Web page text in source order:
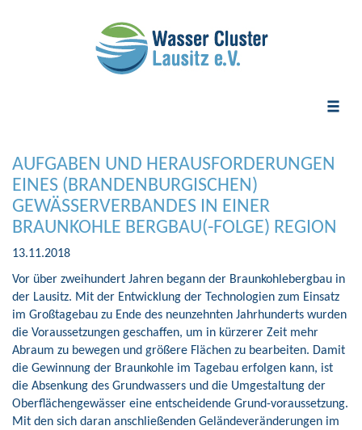
Toggle
AUFGABEN UND HERAUSFORDERUNGEN
EINES (BRANDENBURGISCHEN)
GEWÄSSERVERBANDES IN EINER
BRAUNKOHLE BERGBAU(-FOLGE) REGION
13.11.2018
Vor über zweihundert Jahren begann der Braunkohlebergbau in
der Lausitz. Mit der Entwicklung der Technologien zum Einsatz
im Großtagebau zu Ende des neunzehnten Jahrhunderts wurden
die Voraussetzungen geschaffen, um in kürzerer Zeit mehr
Abraum zu bewegen und größere Flächen zu bearbeiten. Damit
die Gewinnung der Braunkohle im Tagebau erfolgen kann, ist
die Absenkung des Grundwassers und die Umgestaltung der
Oberflächengewässer eine entscheidende Grund-voraussetzung.
Mit den sich daran anschließenden Geländeveränderungen im